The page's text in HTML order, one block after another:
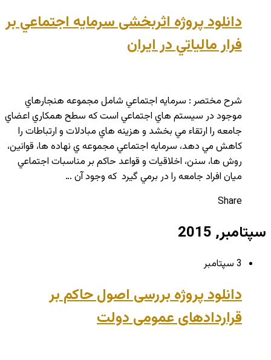
دانلود پروژه اثربخشی سرمايه اجتماعي بر
فرار مالياتي در ایران
شرح مختصر : سرمايه اجتماعي شامل مجموعه هنجارهاي
موجود در سيستم هاي اجتماعي است كه سطح همكاري اعضاي
جامعه را ارتقاء مي بخشد و هزينه هاي مبادلات و ارتباطات را
كاهش مي دهد، سرمايه اجتماعي مجموعه ي نهاده ها، قوانين،
روش ها، سنن، اخلاقيات و قواعد حاكم بر مناسبات اجتماعي
ميان افراد جامعه را در برمي گيرد كه وجود آن …
Share
سپتامبر, 2015
3 سپتامبر
دانلود پروژه بررسی اصول حاکم بر
قراردادهای عمومی دولت